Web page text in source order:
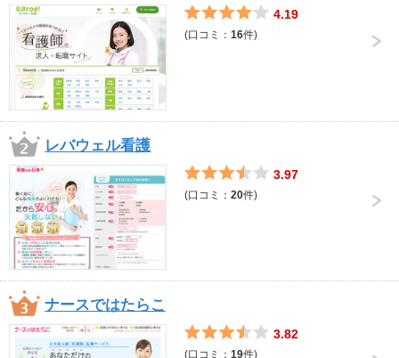
4.19
(口コミ：16件)
レバウェル看護
3.97
(口コミ：20件)
ナースではたらこ
3.82
(口コミ：19件)